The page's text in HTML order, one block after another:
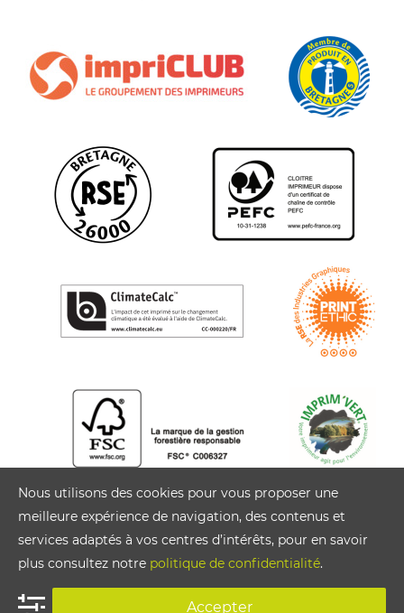
Nous utilisons des cookies pour vous proposer une
meilleure expérience de navigation, des contenus et
services adaptés à vos centres d’intérêts, pour en savoir
plus consultez notre politique de confidentialité.
Accepter